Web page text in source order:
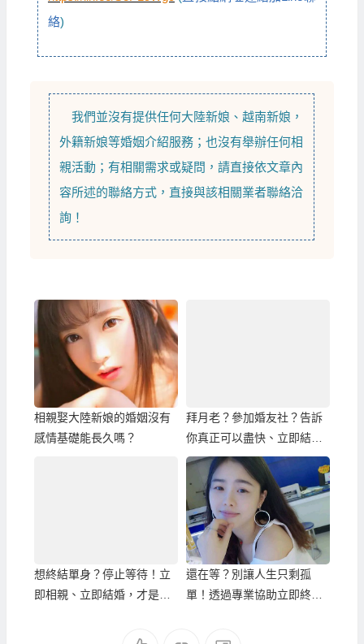
絡)
我們並沒有提供任何大陸新娘 、越南新娘 ，
外籍新娘等婚姻介紹服務；也沒有舉辦任何相
親活動；有相關需求或疑問，請直接依文章內
容所述的聯絡方式，直接與該相關業者聯絡洽
詢！
相親娶大陸新娘的婚姻沒有
感情基礎能長久嗎？
拜月老？參加婚友社？告訴
你真正可以盡快、立即結婚
的方式！
想終結單身？停止等待！立
即相親、立即結婚，才是真
還在等？別讓人生只剩孤
單！透過專業協助立即終結